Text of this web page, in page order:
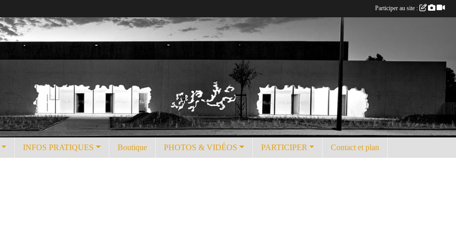
INFOS PRATIQUES Boutique PHOTOS & VIDÉOS PARTICIPER Contact et plan
Participer au site :